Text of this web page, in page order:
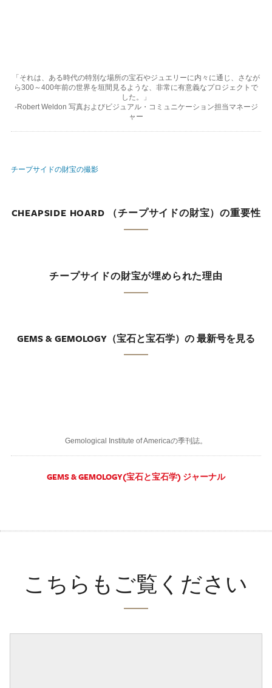
「それは、ある時代の特別な場所の宝石やジュエリーに内々に通じ、さなが
ら300～400年前の世界を垣間見るような、非常に有意義なプロジェクトで
した。」
-Robert Weldon 写真およびビジュアル・コミュニケーション担当マネージ
ャー
チープサイドの財宝の撮影
CHEAPSIDE HOARD （チープサイドの財宝）の重要性
チープサイドの財宝が埋められた理由
GEMS & GEMOLOGY（宝石と宝石学）の 最新号を見る
Gemological Institute of Americaの季刊誌。
GEMS & GEMOLOGY(宝石と宝石学) ジャーナル
こちらもご覧ください